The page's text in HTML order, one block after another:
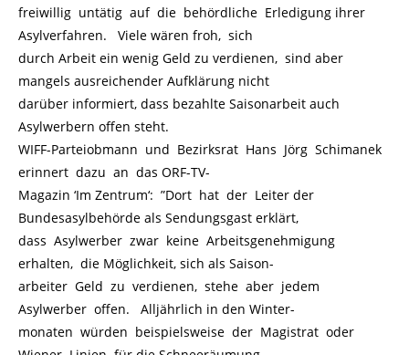
freiwillig untätig auf die behördliche Erledigung ihrer
Asylverfahren. Viele wären froh, sich
durch Arbeit ein wenig Geld zu verdienen, sind aber
mangels ausreichender Aufklärung nicht
darüber informiert, dass bezahlte Saisonarbeit auch
Asylwerbern offen steht.
WIFF-Parteiobmann und Bezirksrat Hans Jörg Schimanek
erinnert dazu an das ORF-TV-
Magazin ‘Im Zentrum‘: ”Dort hat der Leiter der
Bundesasylbehörde als Sendungsgast erklärt,
dass Asylwerber zwar keine Arbeitsgenehmigung
erhalten, die Möglichkeit, sich als Saison-
arbeiter Geld zu verdienen, stehe aber jedem
Asylwerber offen. Alljährlich in den Winter-
monaten würden beispielsweise der Magistrat oder